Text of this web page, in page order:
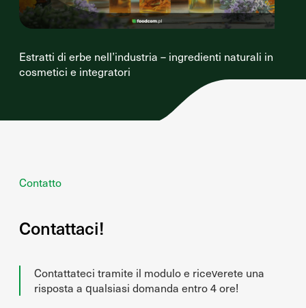
Estratti di erbe nell’industria – ingredienti naturali in
cosmetici e integratori
Contatto
Contattaci!
Contattateci tramite il modulo e riceverete una
risposta a qualsiasi domanda entro 4 ore!